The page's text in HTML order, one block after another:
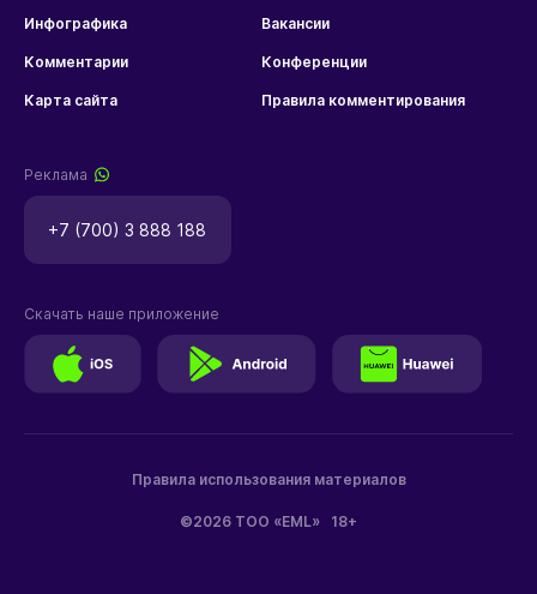
Инфографика Вакансии
Комментарии Конференции
Карта сайта Правила комментирования
Реклама
+7 (700) 3 888 188
©2026 ТОО «EML» 18+
Правила использования материалов
Скачать наше приложение